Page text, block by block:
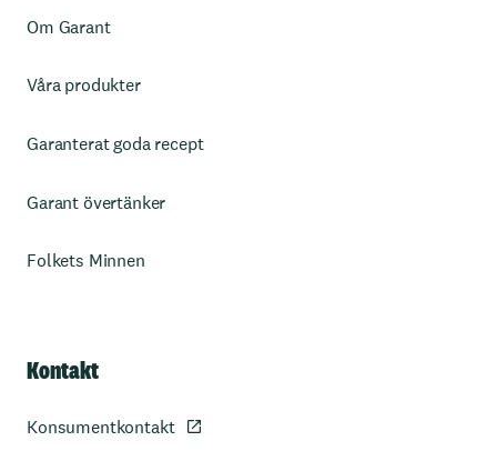
Om Garant
Våra produkter
Garanterat goda recept
Garant övertänker
Folkets Minnen
Kontakt
Konsumentkontakt